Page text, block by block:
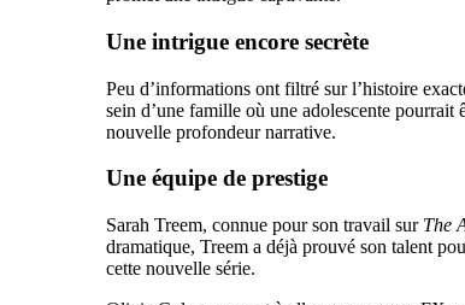
Une intrigue encore secrète
Peu d’informations ont filtré sur l’histoire
sein d’une famille où une adolescente
nouvelle profondeur narrative.
Une équipe de prestige
Sarah Treem, connue pour son travail sur The
dramatique, Treem a déjà prouvé son talent
cette nouvelle série.